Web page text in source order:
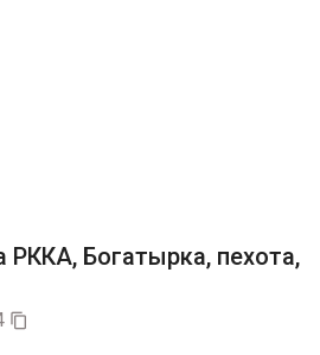
РККА, Богатырка, пехота,
